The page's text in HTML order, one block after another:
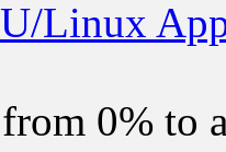
Linux
0% to